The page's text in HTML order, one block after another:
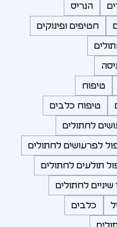
הנריס
חטיפים ופינוקים
טיפוח
טיפוח כלבים
לחתולים
לפרעושים לחתולים
תולעים לחתולים
שיניים לחתולים
כלבים